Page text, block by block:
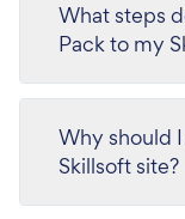
What steps
Pack to my
Why should
Skillsoft site?